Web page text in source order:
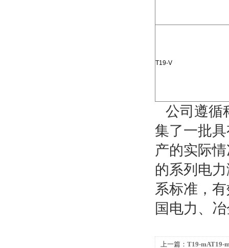
T19-V
公司遵循
集了一批
产的实际
的系列电
系标准，
国电力、
上一篇： T19-mAT19-